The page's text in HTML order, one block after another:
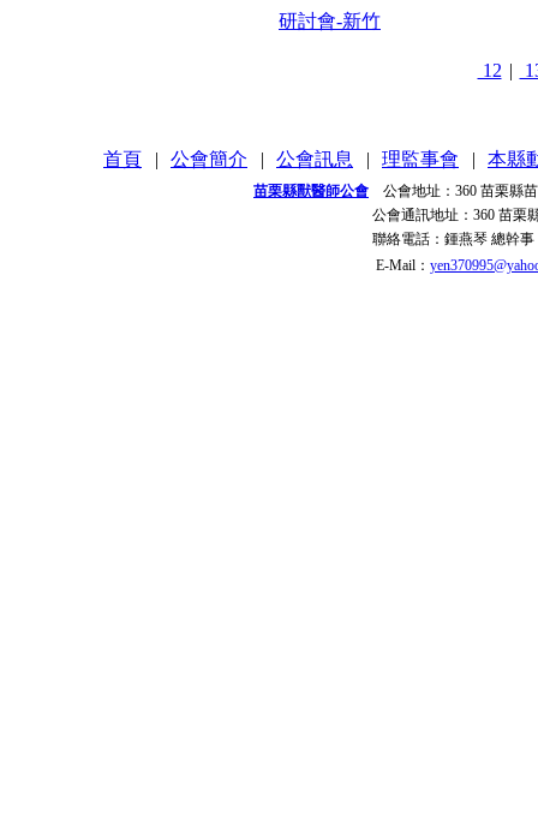
研討會-新竹
12 |
首頁 | 公會簡介 | 公會訊息 | 理監事會 | 本縣
苗栗縣獸醫師公會 公會地址： 360 苗栗縣
公會通訊地址： 360 苗栗
聯絡電話： 鍾燕琴 總幹事
E-Mail：